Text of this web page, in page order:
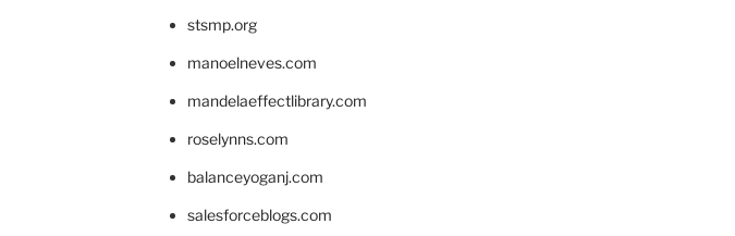
stsmp.org
manoelneves.com
mandelaeffectlibrary.com
roselynns.com
balanceyoganj.com
salesforceblogs.com